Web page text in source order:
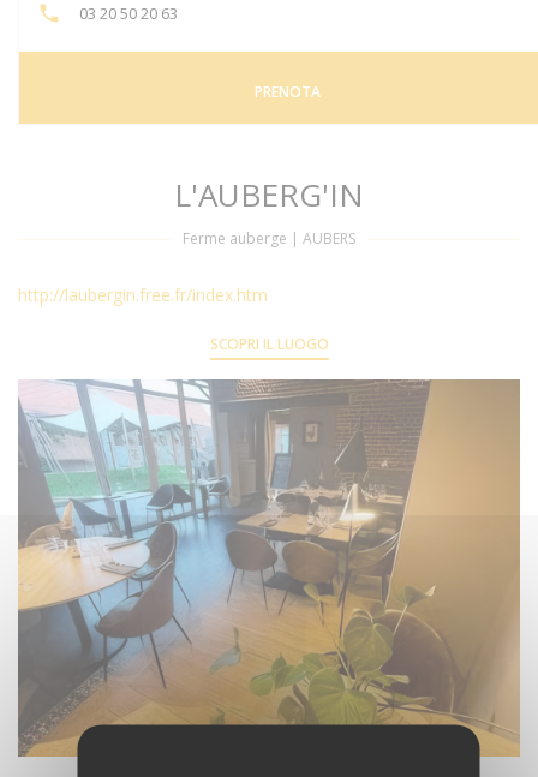
03 20 50 20 63
PRENOTA
L'AUBERG'IN
Ferme auberge | AUBERS
http://laubergin.free.fr/index.htm
SCOPRI IL LUOGO